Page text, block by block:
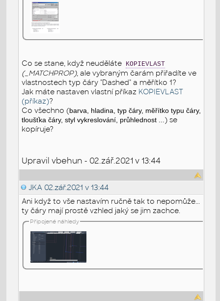
Co se stane, když neuděláte KOPIEVLAST
(_MATCHPROP), ale vybraným čarám přiřadíte ve
vlastnostech typ čáry "Dashed" a měřítko 1?
Jak máte nastaven vlastní příkaz KOPIEVLAST
(příkaz)?
Co všechno (barva, hladina, typ čáry, měřítko typu čáry,
tloušťka čáry, styl vykreslování, průhlednost
) se
kopíruje?
Upravil vbehun - 02.zář.2021 v 13:44
JKA 02.zář.2021 v 13:44
Ani když to vše nastavím ručně tak to nepomůže...
ty čáry mají prostě vzhled jaký se jim zachce.
Připojené náhledy